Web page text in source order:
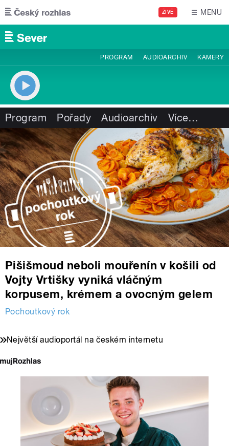
Přejít k hlavnímu obsahu
ŽIVĚ MENU
PROGRAM AUDIOARCHIV KAMERY
Program Pořady Audioarchiv Více…
Pišišmoud neboli mouřenín v košili od
Vojty Vrtišky vyniká vláčným
korpusem, krémem a ovocným gelem
Pochoutkový rok
Největší audioportál na českém internetu